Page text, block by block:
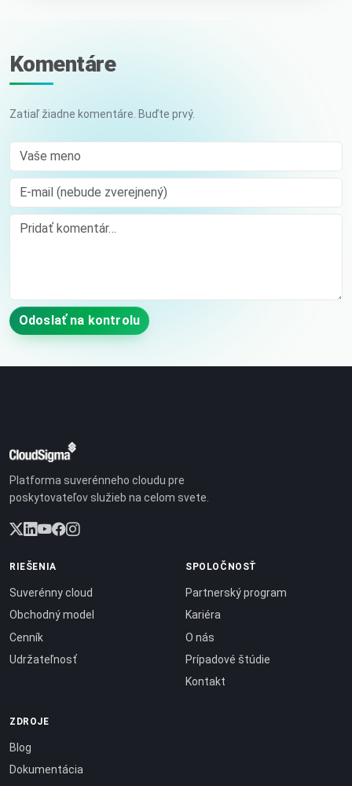
Komentáre
Zatiaľ žiadne komentáre. Buďte prvý.
Vaše meno
E-mail (nebude zverejnený)
Comment
Odoslať na kontrolu
Platforma suverénneho cloudu pre
poskytovateľov služieb na celom svete.
RIEŠENIA
Suverénny cloud
Obchodný model
Cenník
Udržateľnosť
SPOLOČNOSŤ
Partnerský program
Kariéra
O nás
Prípadové štúdie
Kontakt
ZDROJE
Blog
Dokumentácia